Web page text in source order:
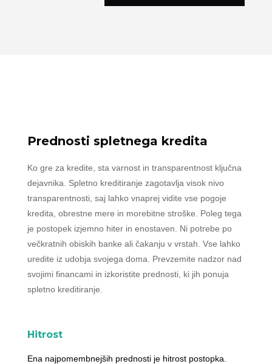
Prednosti spletnega kredita
Ko gre za kredite, sta varnost in transparentnost ključna
dejavnika. Spletno kreditiranje zagotavlja visok nivo
transparentnosti, saj lahko vnaprej vidite vse pogoje
kredita, obrestne mere in morebitne stroške. Poleg tega
je postopek izjemno hiter in enostaven. Ni potrebe po
večkratnih obiskih banke ali čakanju v vrstah. Vse lahko
uredite iz udobja svojega doma. Prevzemite nadzor nad
svojimi financami in izkoristite prednosti, ki jih ponuja
spletno kreditiranje.
Hitrost
Ena najpomembnejših prednosti je hitrost postopka.